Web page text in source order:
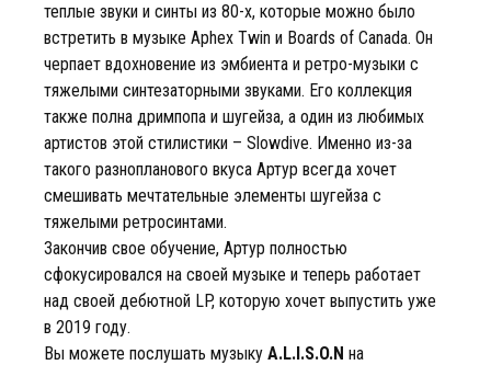
теплые звуки и синты из 80-х, которые можно было
встретить в музыке Aphex Twin и Boards of Canada. Он
черпает вдохновение из эмбиента и ретро-музыки с
тяжелыми синтезаторными звуками. Его коллекция
также полна дримпопа и шугейза, а один из любимых
артистов этой стилистики – Slowdive. Именно из-за
такого разнопланового вкуса Артур всегда хочет
смешивать мечтательные элементы шугейза с
тяжелыми ретросинтами.
Закончив свое обучение, Артур полностью
сфокусировался на своей музыке и теперь работает
над своей дебютной LP, которую хочет выпустить уже
в 2019 году.
Вы можете послушать музыку A.L.I.S.O.N на